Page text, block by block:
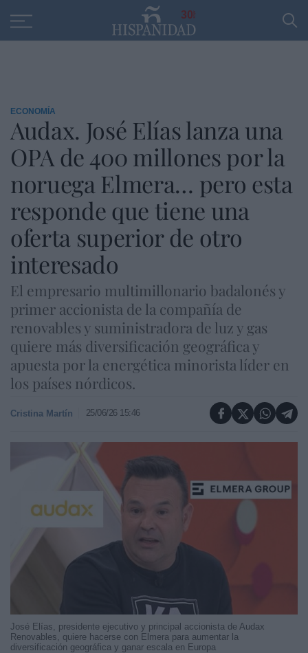
30
ECONOMÍA
Audax. José Elías lanza una
OPA de 400 millones por la
noruega Elmera… pero esta
responde que tiene una
oferta superior de otro
interesado
El empresario multimillonario badalonés y
primer accionista de la compañía de
renovables y suministradora de luz y gas
quiere más diversificación geográfica y
apuesta por la energética minorista líder en
los países nórdicos.
Cristina Martín 25/06/26 15:46
José Elías, presidente ejecutivo y principal accionista de Audax
Renovables, quiere hacerse con Elmera para aumentar la
diversificación geográfica y ganar escala en Europa